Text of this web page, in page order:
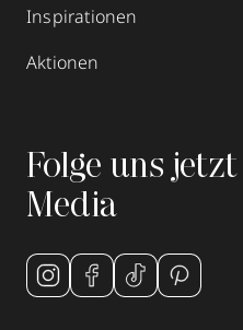
Inspirationen
Aktionen
Folge uns
Media